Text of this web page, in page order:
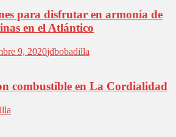
para disfrutar en armonía de
en el Atlántico
9, 2020jdbobadilla
combustible en La Cordialidad